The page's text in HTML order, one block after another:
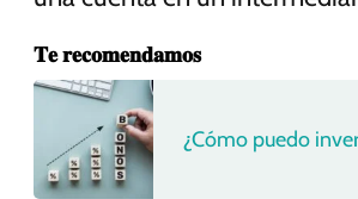
𝐓𝐞 𝐫𝐞𝐜𝐨𝐦𝐞𝐧𝐝𝐚𝐦𝐨𝐬
¿Cómo puedo